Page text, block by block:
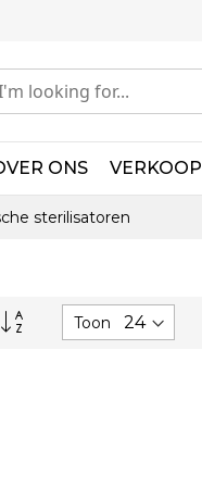
ONS VERKOOP
sterilisatoren
Van
Toon